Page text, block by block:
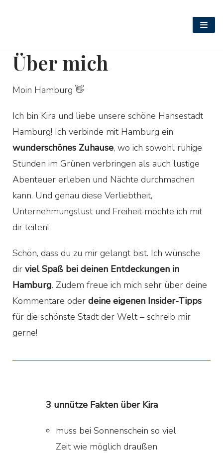
springen
Über mich
Moin Hamburg 👋
Ich bin Kira und liebe unsere schöne Hansestadt
Hamburg! Ich verbinde mit Hamburg ein
wunderschönes Zuhause, wo ich sowohl ruhige
Stunden im Grünen verbringen als auch lustige
Abenteuer erleben und Nächte durchmachen
kann. Und genau diese Verliebtheit,
Unternehmungslust und Freiheit möchte ich mit
dir teilen!
Schön, dass du zu mir gelangt bist. Ich wünsche
dir viel Spaß bei deinen Entdeckungen in
Hamburg. Zudem freue ich mich sehr über deine
Kommentare oder deine eigenen Insider-Tipps
für die schönste Stadt der Welt – schreib mir
gerne!
3 unnütze Fakten über Kira
muss bei Sonnenschein so viel
Zeit wie möglich draußen